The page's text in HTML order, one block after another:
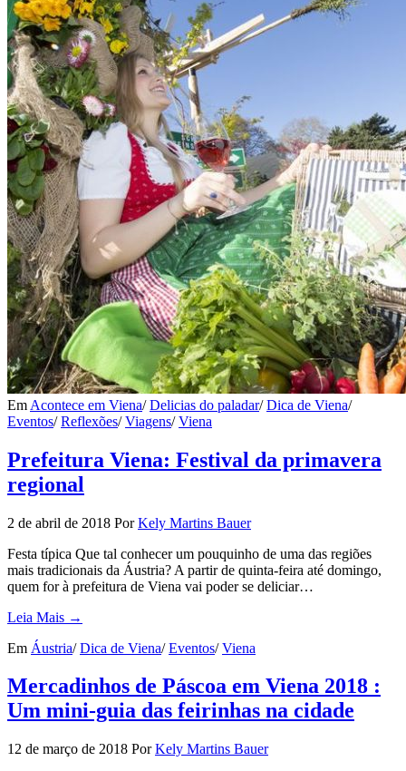
Em Acontece em Viena/ Delicias do paladar/ Dica de Viena/
Eventos/ Reflexões/ Viagens/ Viena
Prefeitura Viena: Festival da primavera
regional
2 de abril de 2018 Por Kely Martins Bauer
Festa típica Que tal conhecer um pouquinho de uma das regiões
mais tradicionais da Áustria? A partir de quinta-feira até domingo,
quem for à prefeitura de Viena vai poder se deliciar…
Leia Mais →
Em Áustria/ Dica de Viena/ Eventos/ Viena
Mercadinhos de Páscoa em Viena 2018 :
Um mini-guia das feirinhas na cidade
12 de março de 2018 Por Kely Martins Bauer